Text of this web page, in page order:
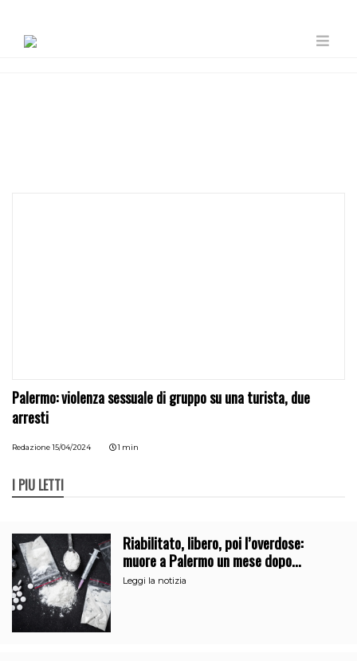
Palermo: violenza sessuale di gruppo su una turista, due
arresti
Redazione 15/04/2024 1 min
I PIÙ LETTI
Riabilitato, libero, poi l’overdose:
muore a Palermo un mese dopo
l’uscita dalla comunità
Leggi la notizia